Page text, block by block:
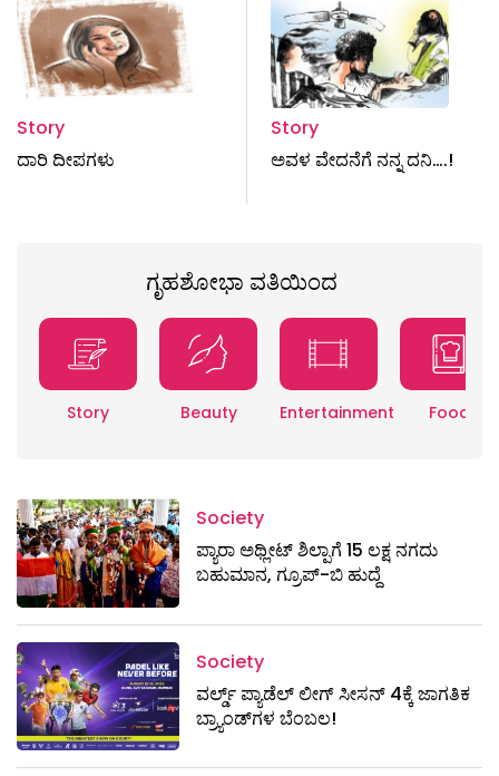
Story
ದಾರಿ ದೀಪಗಳು
Story
ಅವಳ ವೇದನೆಗೆ ನನ್ನ ದನಿ….!
ಗೃಹಶೋಭಾ ವತಿಯಿಂದ
Story Beauty Entertainment Food
Society
ಪ್ಯಾರಾ ಅಥ್ಲೀಟ್ ಶಿಲ್ಪಾಗೆ 15 ಲಕ್ಷ ನಗದು
ಬಹುಮಾನ, ಗ್ರೂಪ್-ಬಿ ಹುದ್ದೆ
Society
ವರ್ಲ್ಡ್ ಪ್ಯಾಡೆಲ್ ಲೀಗ್ ಸೀಸನ್ 4ಕ್ಕೆ ಜಾಗತಿಕ
ಬ್ರ್ಯಾಂಡ್‌ಗಳ ಬೆಂಬಲ!